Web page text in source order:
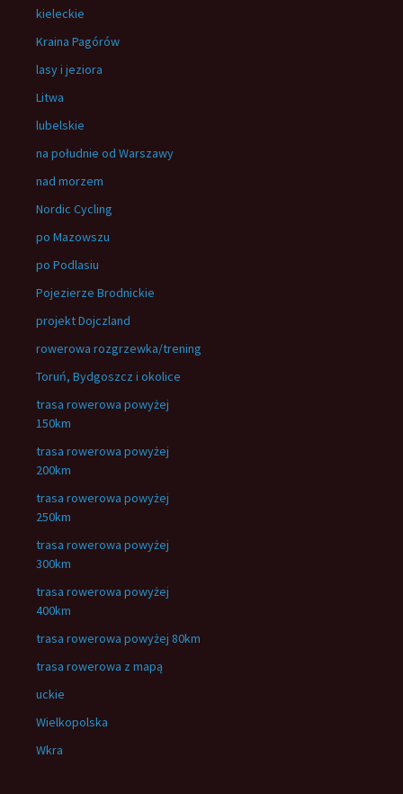
kieleckie
Kraina Pagórów
lasy i jeziora
Litwa
lubelskie
na południe od Warszawy
nad morzem
Nordic Cycling
po Mazowszu
po Podlasiu
Pojezierze Brodnickie
projekt Dojczland
rowerowa rozgrzewka/trening
Toruń, Bydgoszcz i okolice
trasa rowerowa powyżej
150km
trasa rowerowa powyżej
200km
trasa rowerowa powyżej
250km
trasa rowerowa powyżej
300km
trasa rowerowa powyżej
400km
trasa rowerowa powyżej 80km
trasa rowerowa z mapą
uckie
Wielkopolska
Wkra